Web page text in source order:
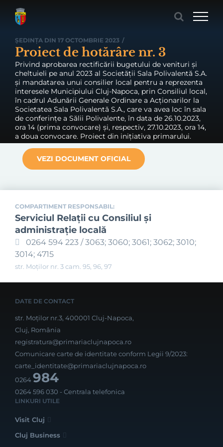
ȘEDINȚA DIN 17 OCTOMBRIE 2023 /
Proiect de hotărâre nr. 3
Privind aprobarea rectificării bugetului de venituri și
cheltuieli pe anul 2023 al Societății Sala Polivalentă S.A.
și mandatarea unui consilier local pentru a reprezenta
interesele Municipiului Cluj-Napoca, prin Consiliul local,
în cadrul Adunării Generale Ordinare a Acționarilor la
Societatea Sala Polivalentă S.A., care va avea loc în sala
de conferințe a Sălii Polivalente, în data de 26.10.2023,
ora 14 (prima convocare) și, respectiv, 27.10.2023, ora 14,
a doua convocare. Proiect din inițiativa primarului.
VEZI DOCUMENT OFICIAL
COMPARTIMENT RESPONSABIL:
Serviciul Relaţii cu Consiliul şi
administraţie locală
0264 594 223 / 3063; 3060; 3061; 3062; 3010;
3014; 4715
str. Moților nr. 3 cam. 95, 96, 97
DATE DE CONTACT
str. Moților nr.3, 400001 Cluj-Napoca,
Cluj, România
registratura@primariaclujnapoca.ro
Comunicare carte de identitate conform Legii 9/2023:
carte_identitate@primariaclujnapoca.ro
0264984
0264 596 030 - Centrala telefonica
LINKURI UTILE
Visit Cluj
Cluj Business